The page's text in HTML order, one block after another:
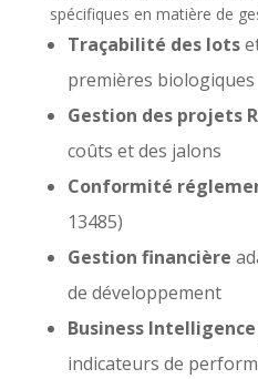
spécifiques en matière de
Traçabilité des lots
premières biologiques
Gestion des projets
coûts et des jalons
Conformité
13485)
Gestion financière
de développement
Business Intelligence
indicateurs de